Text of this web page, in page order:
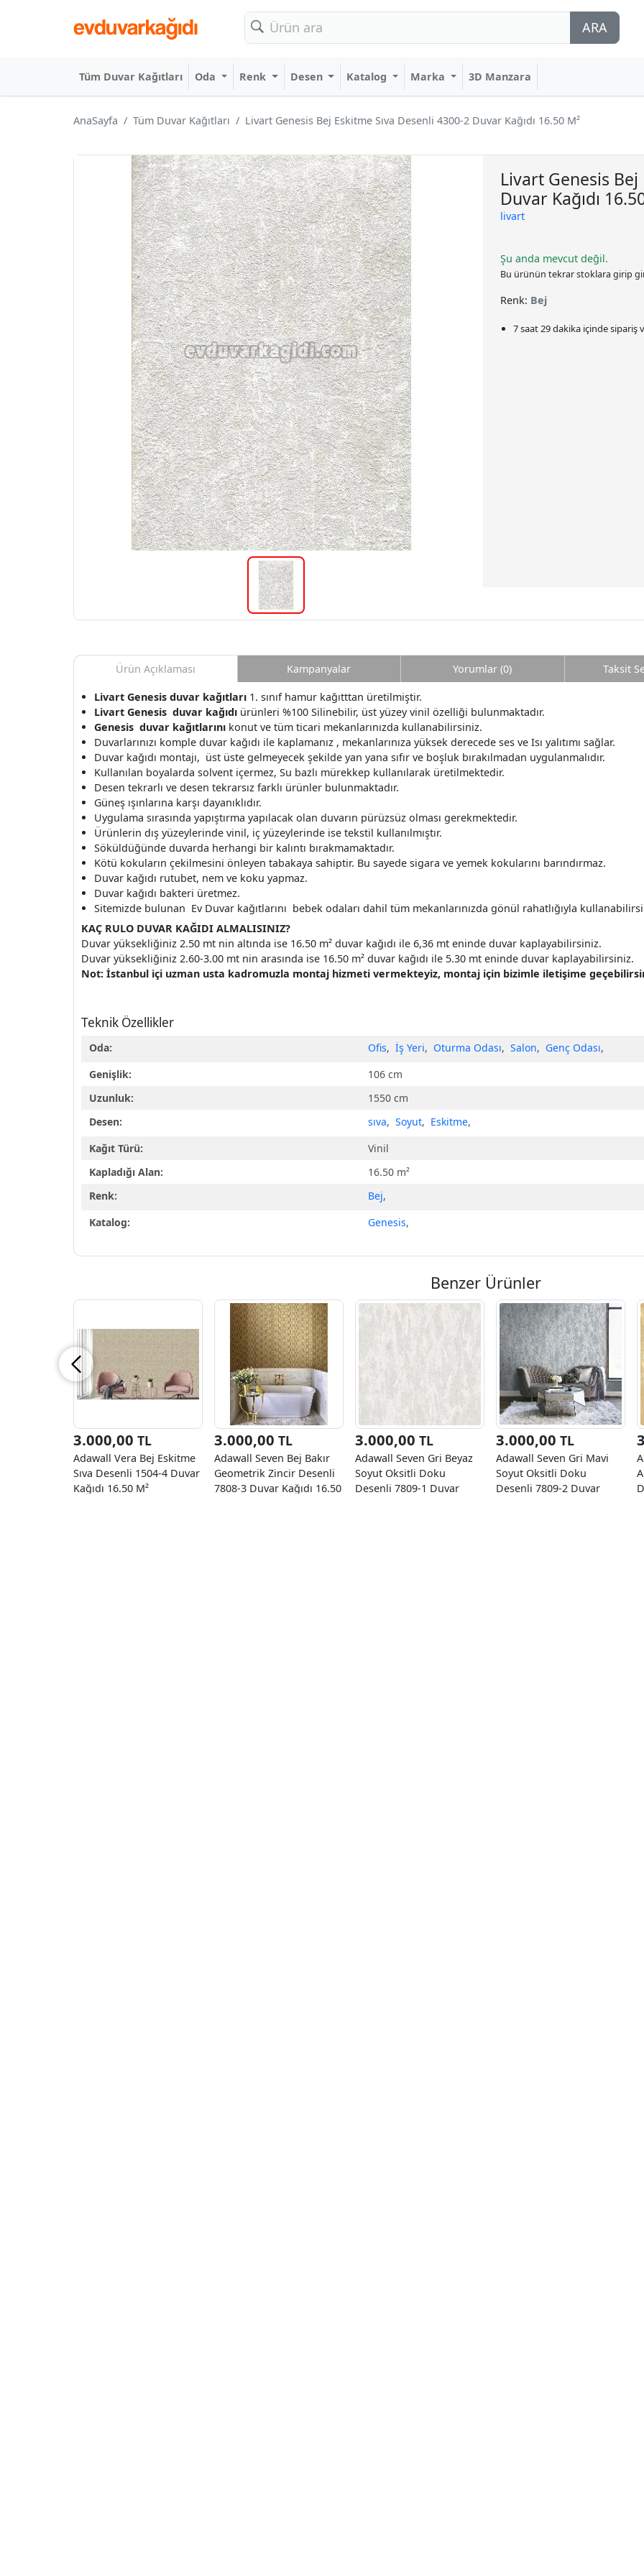
ARA
Tüm Duvar Kağıtları Oda Renk Desen Katalog Marka 3D Manzara
AnaSayfa Tüm Duvar Kağıtları Livart Genesis Bej Eskitme Sıva Desenli 4300-2 Duvar Kağıdı 16.50 M²
Livart Genesis Bej
Duvar Kağıdı
livart
Şu anda mevcut değil.
Bu ürünün tekrar stoklara girip
Renk: Bej
7 saat 29 dakika içinde sipariş
Ürün Açıklaması
Livart Genesis duvar kağıtları 1. sınıf hamur kağıtttan üretilmiştir.
Livart Genesis duvar kağıdı ürünleri %100 Silinebilir, üst yüzey vinil özelliği bulunmaktadır.
Genesis duvar kağıtlarını konut ve tüm ticari mekanlarınızda kullanabilirsiniz.
Duvarlarınızı komple duvar kağıdı ile kaplamanız , mekanlarınıza yüksek derecede ses ve Isı yalıtımı sağlar.
Duvar kağıdı montajı, üst üste gelmeyecek şekilde yan yana sıfır ve boşluk bırakılmadan uygulanmalıdır.
Kullanılan boyalarda solvent içermez, Su bazlı mürekkep kullanılarak üretilmektedir.
Desen tekrarlı ve desen tekrarsız farklı ürünler bulunmaktadır.
Güneş ışınlarına karşı dayanıklıdır.
Uygulama sırasında yapıştırma yapılacak olan duvarın pürüzsüz olması gerekmektedir.
Ürünlerin dış yüzeylerinde vinil, iç yüzeylerinde ise tekstil kullanılmıştır.
Söküldüğünde duvarda herhangi bir kalıntı bırakmamaktadır.
Kötü kokuların çekilmesini önleyen tabakaya sahiptir. Bu sayede sigara ve yemek kokularını barındırmaz.
Duvar kağıdı rutubet, nem ve koku yapmaz.
Duvar kağıdı bakteri üretmez.
Sitemizde bulunan Ev Duvar kağıtlarını bebek odaları dahil tüm mekanlarınızda gönül rahatlığıyla
KAÇ RULO DUVAR KAĞIDI ALMALISINIZ?
Duvar yüksekliğiniz 2.50 mt nin altında ise 16.50 m² duvar kağıdı ile 6,36 mt eninde duvar kaplayabilirsiniz.
Duvar yüksekliğiniz 2.60-3.00 mt nin arasında ise 16.50 m² duvar kağıdı ile 5.30 mt eninde duvar kaplayabilirsiniz.
Not: İstanbul içi uzman usta kadromuzla montaj hizmeti vermekteyiz, montaj için bizimle iletişime
Teknik Özellikler
Oda: Ofis, İş Yeri, Oturma Odası, Salon, Genç Odası,
Genişlik:
106 cm
Uzunluk:
1550 cm
Desen:
sıva, Soyut, Eskitme,
Kağıt Türü:
Vinil
Kapladığı Alan:
16.50 m²
Renk:
Bej,
Katalog:
Genesis,
Kampanyalar Yorumlar (0) Taksit
Benzer Ürünler
3.000,00 TL
Adawall Vera Bej Eskitme
Sıva Desenli 1504-4 Duvar
Kağıdı 16.50 M²
3.000,00 TL
Adawall Seven Bej Bakır
Geometrik Zincir Desenli
7808-3 Duvar Kağıdı 16.50
3.000,00 TL
Adawall Seven Gri Beyaz
Soyut Oksitli Doku
Desenli 7809-1 Duvar
3.000,00 TL
Adawall Seven Gri Mavi
Soyut Oksitli Doku
Desenli 7809-2 Duvar